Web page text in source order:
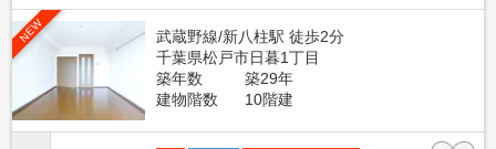
NEW
武蔵野線/新八柱駅 徒歩2分
千葉県松戸市日暮1丁目
築年数
築29年
建物階数
10階建